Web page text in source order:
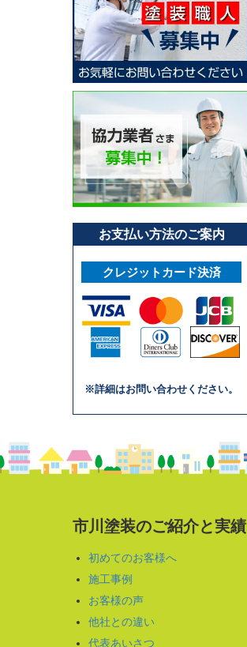
お支払い方法のご案内
クレジットカード決済
※詳細はお問い合わせください。
市川塗装のご紹介と実績
初めてのお客様へ
施工事例
お客様の声
他社との違い
代表あいさつ